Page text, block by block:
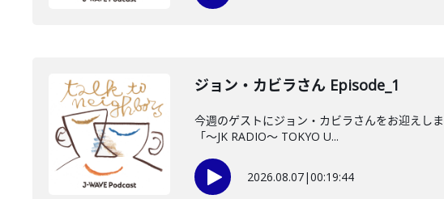
ジョン・カビラさん Episode_1
今週のゲストにジョン・カビラさんをお迎えし
「〜JK RADIO〜 TOKYO U...
2026.08.07|00:19:44